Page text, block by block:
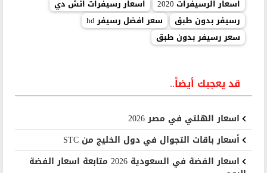
اسعار الرسيفرات 2020
اسعار رسيفرات اتش دي
رسيفر بدون طبق
سعر افضل رسيفر hd
سعر رسيفر بدون طبق
قد يعجبك أيضاً..
اسعار الهلتي في مصر 2026
أسعار باقات التجوال في دول الخليج من STC
اسعار الفضة في السعودية 2026 متابعة اسعار الفضة